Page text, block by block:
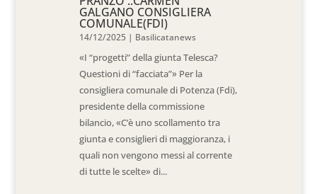
GALGANO CONSIGLIERA
COMUNALE(FDI)
14/12/2025 | Basilicatanews
«I “progetti” della giunta Telesca?
Questioni di “facciata”» Per la
consigliera comunale di Potenza (Fdi),
presidente della commissione
bilancio, «C’è uno scollamento tra
giunta e consiglieri di maggioranza, i
quali non vengono messi al corrente
di tutte le scelte» di...